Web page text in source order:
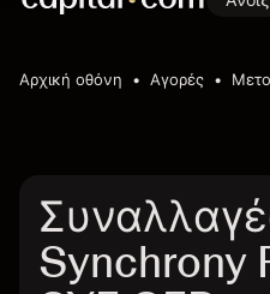
Αρχική οθόνη Αγορές
Synchrony